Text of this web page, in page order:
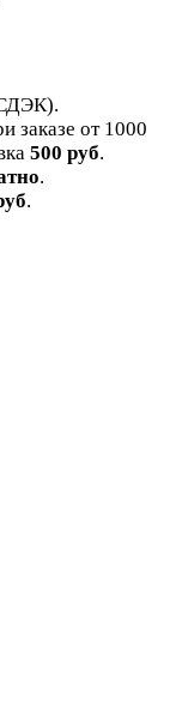
заказе от 1000
500 руб.
.
.